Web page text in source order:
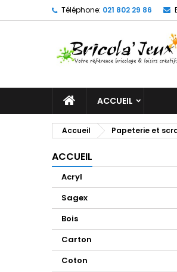
Téléphone: 021 802 29 86
ACCUEIL
Accueil Papeterie et
ACCUEIL
Acryl
Sagex
Bois
Carton
Coton